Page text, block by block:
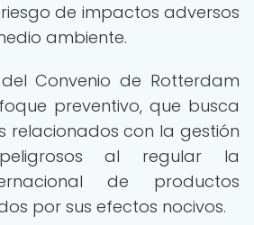
de impactos adversos
ambiente.
Convenio de Rotterdam
preventivo, que busca
relacionados con la gestión
al regular la
de productos
por sus efectos nocivos.